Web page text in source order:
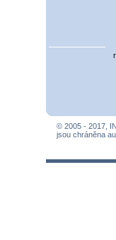
© 2005 - 2017,
jsou chráněna